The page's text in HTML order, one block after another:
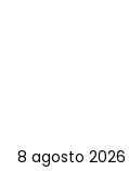
8 agosto 2026